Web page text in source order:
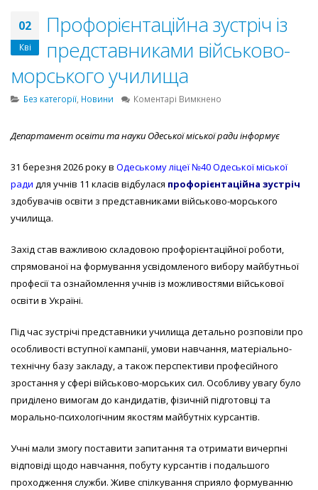
02
Кві
Профорієнтаційна зустріч із
представниками військово-
морського училища
Без категорії, Новини Коментарі Вимкнено
із
військово-
морського
училища
Департамент освіти та науки Одеської міської ради інформує
31 березня 2026 року в Одеському ліцеї №40 Одеської міської
ради для учнів 11 класів відбулася профорієнтаційна зустріч
здобувачів освіти з представниками військово-морського
училища.
Захід став важливою складовою профорієнтаційної роботи,
спрямованої на формування усвідомленого вибору майбутньої
професії та ознайомлення учнів із можливостями військової
освіти в Україні.
Під час зустрічі представники училища детально розповіли про
особливості вступної кампанії, умови навчання, матеріально-
технічну базу закладу, а також перспективи професійного
зростання у сфері військово-морських сил. Особливу увагу було
приділено вимогам до кандидатів, фізичній підготовці та
морально-психологічним якостям майбутніх курсантів.
Учні мали змогу поставити запитання та отримати вичерпні
відповіді щодо навчання, побуту курсантів і подальшого
проходження служби. Живе спілкування сприяло формуванню